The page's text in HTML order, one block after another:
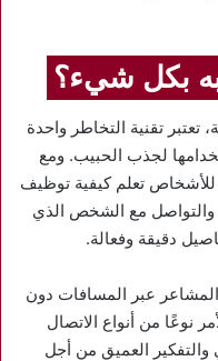
بكل شيء؟
تعتبر تقنية التخاطر واحدة
لجذب الحبيب. ومع
للأشخاص تعلم كيفية توظيف
مع الشخص الذي
دقيقة وفعالة.
عبر المسافات دون
نوعًا من أنواع الاتصال
والتفكير العميق من أجل